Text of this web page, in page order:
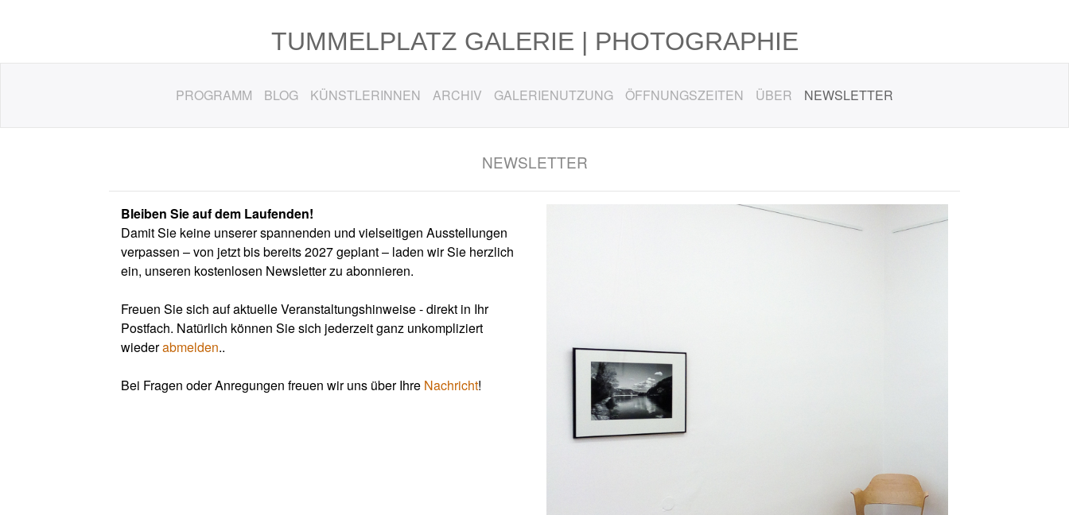
TUMMELPLATZ GALERIE | PHOTOGRAPHIE
PROGRAMM BLOG KÜNSTLERINNEN ARCHIV GALERIENUTZUNG ÖFFNUNGSZEITEN ÜBER NEWSLETTER
NEWSLETTER
Bleiben Sie auf dem Laufenden!
Damit Sie keine unserer spannenden und vielseitigen Ausstellungen
verpassen – von jetzt bis bereits 2027 geplant – laden wir Sie herzlich
ein, unseren kostenlosen Newsletter zu abonnieren.
Freuen Sie sich auf aktuelle Veranstaltungshinweise - direkt in Ihr
Postfach. Natürlich können Sie sich jederzeit ganz unkompliziert
wiederabmelden..
Bei Fragen oder Anregungen freuen wir uns über Ihre Nachricht!